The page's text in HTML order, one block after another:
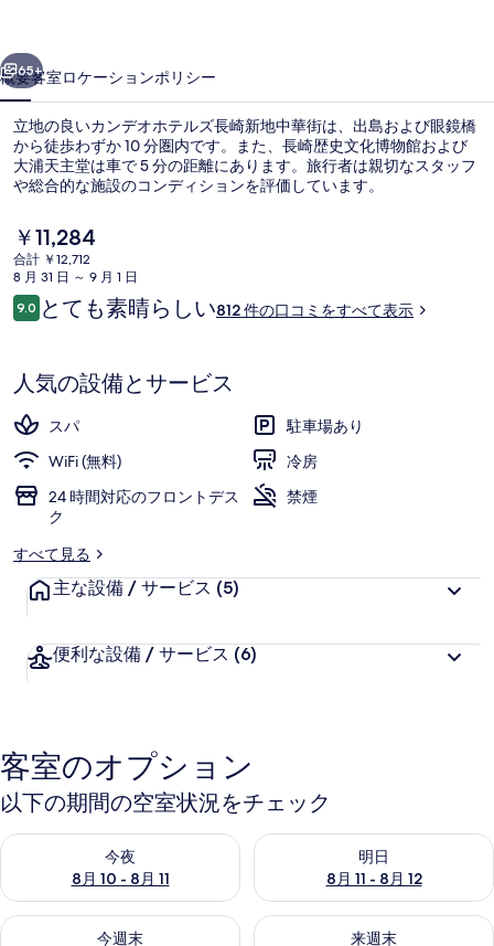
ズ
長
崎
新
中
華
街
写
真
ギ
ャ
リ
大浴場
65+
概要客室ロケーションポリシー
立地の良いカンデオホテルズ長崎新地中華街は、出島および眼鏡橋
から徒歩わずか 10 分圏内です。また、長崎歴史文化博物館および
大浦天主堂は車で 5 分の距離にあります。旅行者は親切なスタッフ
や総合的な施設のコンディションを評価しています。
現
在
の
料
金
で
す
￥11,284
合計 ￥12,712
8 月 31 日 ～ 9 月 1 日
口
コ
9.010段階中9.0
とても素晴らしい812 件の口コミをすべて表示
人気の設備とサービス
スパ
駐車場あり
WiFi (無料)
冷房
24 時間対応のフロントデス
ク
禁煙
すべて見る
主な設備 / サービス (5)
便利な設備 / サービス (6)
客室のオプション
以下の期間の空室状況をチェック
今夜
8月 10 - 8月 11
今夜 8月 10 - 8月 11 の空室状況をチェック
明日
8月 11 - 8月 12
明日 8月 11 - 8月 12 の空室状
今週末
今週末 8月 14 - 8月 16 の空室状況をチェック
来週末
来週末 8月 21 - 8月 23 の空室